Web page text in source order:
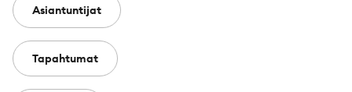
Asiantuntijat
Tapahtumat